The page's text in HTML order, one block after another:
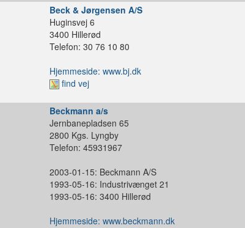
Beck & Jørgensen A/S
Huginsvej 6
3400 Hillerød
Telefon: 30 76 10 80
Hjemmeside: www.bj.dk
find vej
Beckmann a/s
Jernbanepladsen 65
2800 Kgs. Lyngby
Telefon: 45931967
2003-01-15: Beckmann A/S
1993-05-16: Industrivænget 21
1993-05-16: 3400 Hillerød
Hjemmeside: www.beckmann.dk